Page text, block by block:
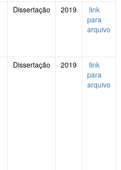
Dissertação 2019
link
para
arquivo
Dissertação 2019
link
para
arquivo